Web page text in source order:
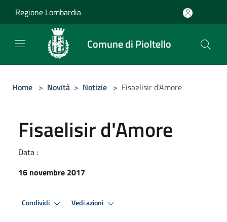
Regione Lombardia
Comune di Pioltello
Home > Novità > Notizie > Fisaelisir d'Amore
Fisaelisir d'Amore
Data :
16 novembre 2017
Condividi Vedi azioni